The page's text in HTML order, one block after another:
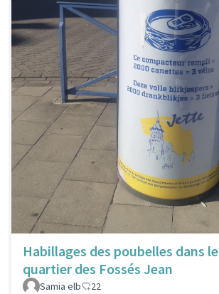
Habillages des poubelles dans le
quartier des Fossés Jean
Samia elb 22